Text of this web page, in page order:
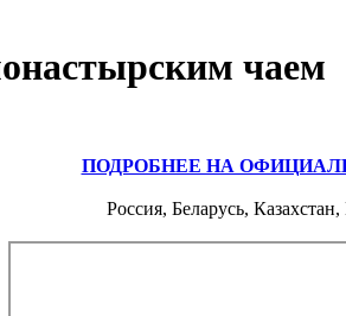
чаем
ПОДРОБНЕЕ НА
Россия, Беларусь,